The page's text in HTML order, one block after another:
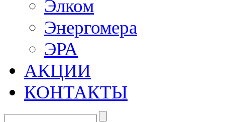
Элком
Энергомера
ЭРА
АКЦИИ
КОНТАКТЫ